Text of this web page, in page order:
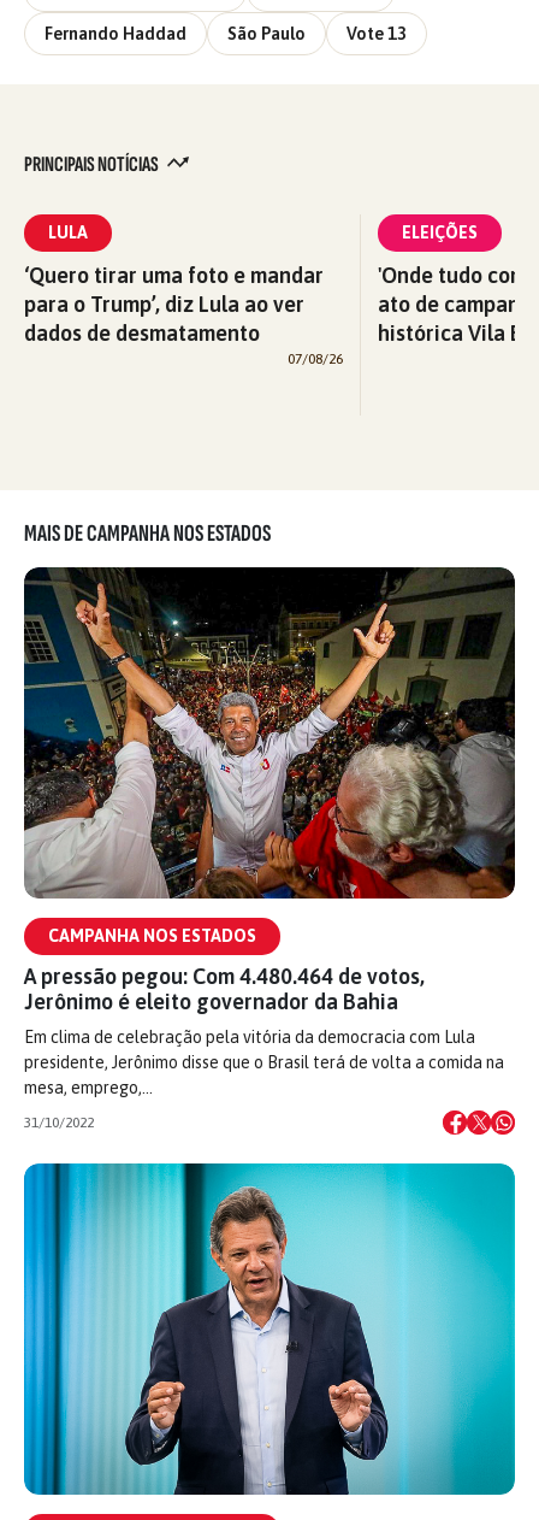
Fernando Haddad São Paulo Vote 13
PRINCIPAIS NOTÍCIAS
LULA
‘Quero tirar uma foto e mandar
para o Trump’, diz Lula ao ver
dados de desmatamento
07/08/26
ELEIÇÕES
'Onde tudo
ato de
histórica Vila
MAIS DE CAMPANHA NOS ESTADOS
CAMPANHA NOS ESTADOS
A pressão pegou: Com 4.480.464 de votos,
Jerônimo é eleito governador da Bahia
Em clima de celebração pela vitória da democracia com Lula
presidente, Jerônimo disse que o Brasil terá de volta a comida na
mesa, emprego,…
31/10/2022